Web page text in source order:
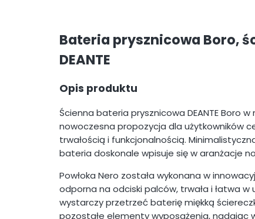
Bateria prysznicowa Boro,
DEANTE
Opis produktu
Ścienna bateria prysznicowa DEANTE Boro
nowoczesna propozycja dla użytkowników
trwałością i funkcjonalnością.
bateria doskonale wpisuje się w aranżacje
Powłoka Nero została wykonana w
odporna na odciski palców, trwała i łatwa
wystarczy przetrzeć baterię miękką
pozostałe elementy wyposażenia, nadając